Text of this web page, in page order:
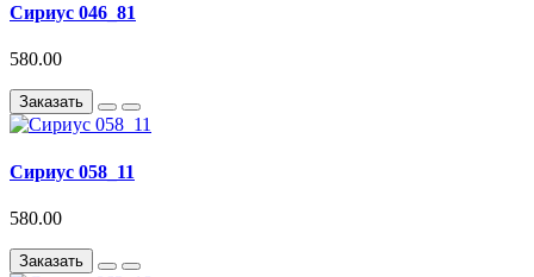
Сириус 046_81
580.00
Заказать
Сириус 058_11
580.00
Заказать